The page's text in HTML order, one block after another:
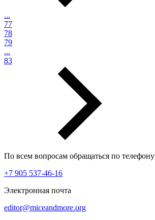
...
77
78
79
...
83
По всем вопросам обращаться по телефону
+7 905 537-46-16
Электронная почта
editor@miceandmore.org